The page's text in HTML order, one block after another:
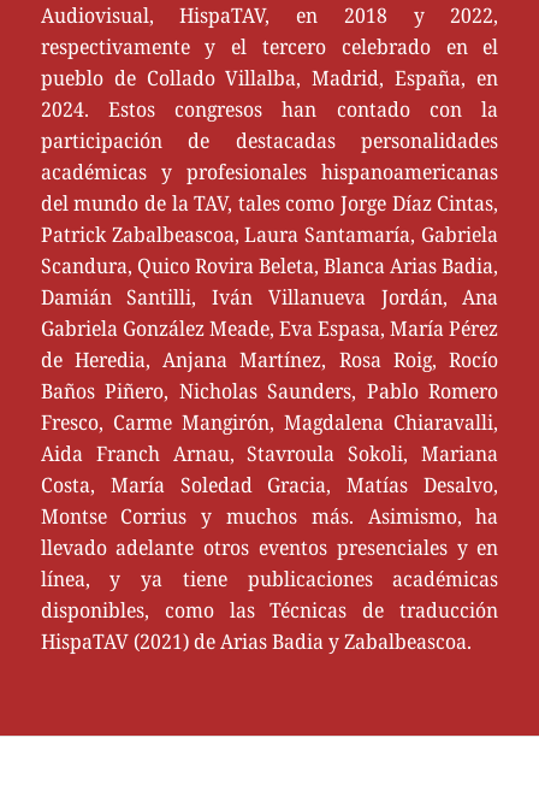
Audiovisual, HispaTAV, en 2018 y 2022,
respectivamente y el tercero celebrado en el
pueblo de Collado Villalba, Madrid, España, en
2024. Estos congresos han contado con la
participación de destacadas personalidades
académicas y profesionales hispanoamericanas
del mundo de la TAV, tales como Jorge Díaz Cintas,
Patrick Zabalbeascoa, Laura Santamaría, Gabriela
Scandura, Quico Rovira Beleta, Blanca Arias Badia,
Damián Santilli, Iván Villanueva Jordán, Ana
Gabriela González Meade, Eva Espasa, María Pérez
de Heredia, Anjana Martínez, Rosa Roig, Rocío
Baños Piñero, Nicholas Saunders, Pablo Romero
Fresco, Carme Mangirón, Magdalena Chiaravalli,
Aida Franch Arnau, Stavroula Sokoli, Mariana
Costa, María Soledad Gracia, Matías Desalvo,
Montse Corrius y muchos más. Asimismo, ha
llevado adelante otros eventos presenciales y en
línea, y ya tiene publicaciones académicas
disponibles, como las Técnicas de traducción
HispaTAV (2021) de Arias Badia y Zabalbeascoa.